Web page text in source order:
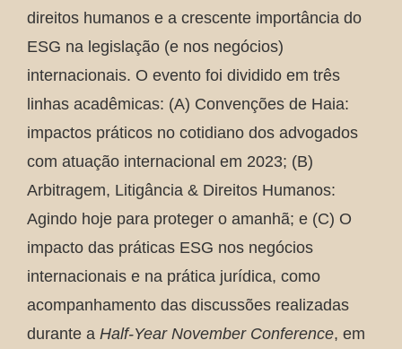
direitos humanos e a crescente importância do
ESG na legislação (e nos negócios)
internacionais. O evento foi dividido em três
linhas acadêmicas: (A) Convenções de Haia:
impactos práticos no cotidiano dos advogados
com atuação internacional em 2023; (B)
Arbitragem, Litigância & Direitos Humanos:
Agindo hoje para proteger o amanhã; e (C) O
impacto das práticas ESG nos negócios
internacionais e na prática jurídica, como
acompanhamento das discussões realizadas
durante a Half-Year November Conference, em